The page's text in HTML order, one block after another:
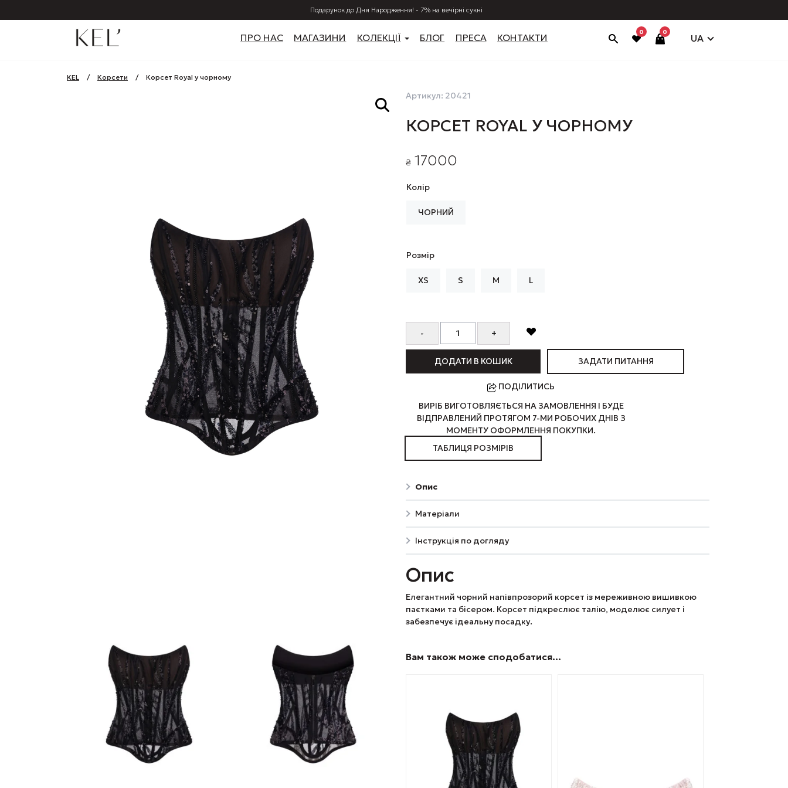
Подарунок до Дня Народження! - 7% на вечірні сукні
ПРО НАС МАГАЗИНИ КОЛЕКЦІЇ БЛОГ ПРЕСА КОНТАКТИ 0 0
UA
KEL / Корсети / Корсет Royal у чорному
Артикул: 20421
КОРСЕТ ROYAL У ЧОРНОМУ
₴ 17000
Колір
ЧОРНИЙ
Розмір
XS S M L
ДОДАТИ В КОШИК ЗАДАТИ ПИТАННЯ
ПОДІЛИТИСЬ
ВИРІБ ВИГОТОВЛЯЄТЬСЯ НА ЗАМОВЛЕННЯ І БУДЕ
ВІДПРАВЛЕНИЙ ПРОТЯГОМ 7-МИ РОБОЧИХ ДНІВ З
МОМЕНТУ ОФОРМЛЕННЯ ПОКУПКИ.
ТАБЛИЦЯ РОЗМІРІВ
Опис
Матеріали
Інструкція по догляду
Опис
Елегантний чорний напівпрозорий корсет із мереживною вишивкою
паєтками та бісером. Корсет підкреслює талію, моделює силует і
забезпечує ідеальну посадку.
Вам також може сподобатися…
варіантів.
Параметри
вибрати
вибрати